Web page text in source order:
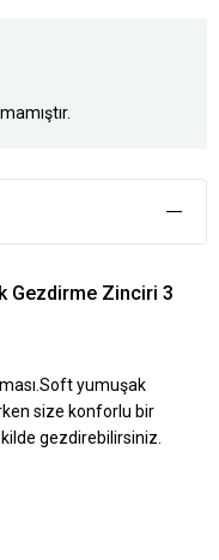
Gezdirme Zinciri 3
yumuşak
size konforlu bir
gezdirebilirsiniz.